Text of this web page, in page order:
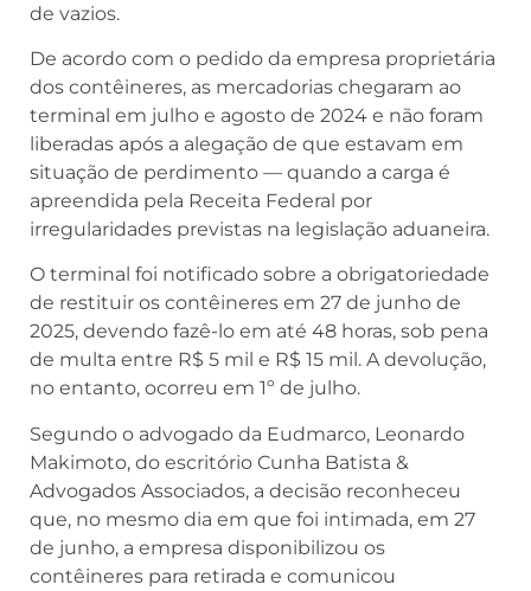
de vazios.
De acordo com o pedido da empresa proprietária
dos contêineres, as mercadorias chegaram ao
terminal em julho e agosto de 2024 e não foram
liberadas após a alegação de que estavam em
situação de perdimento — quando a carga é
apreendida pela Receita Federal por
irregularidades previstas na legislação aduaneira.
O terminal foi notificado sobre a obrigatoriedade
de restituir os contêineres em 27 de junho de
2025, devendo fazê-lo em até 48 horas, sob pena
de multa entre R$ 5 mil e R$ 15 mil. A devolução,
no entanto, ocorreu em 1º de julho.
Segundo o advogado da Eudmarco, Leonardo
Makimoto, do escritório Cunha Batista &
Advogados Associados, a decisão reconheceu
que, no mesmo dia em que foi intimada, em 27
de junho, a empresa disponibilizou os
contêineres para retirada e comunicou